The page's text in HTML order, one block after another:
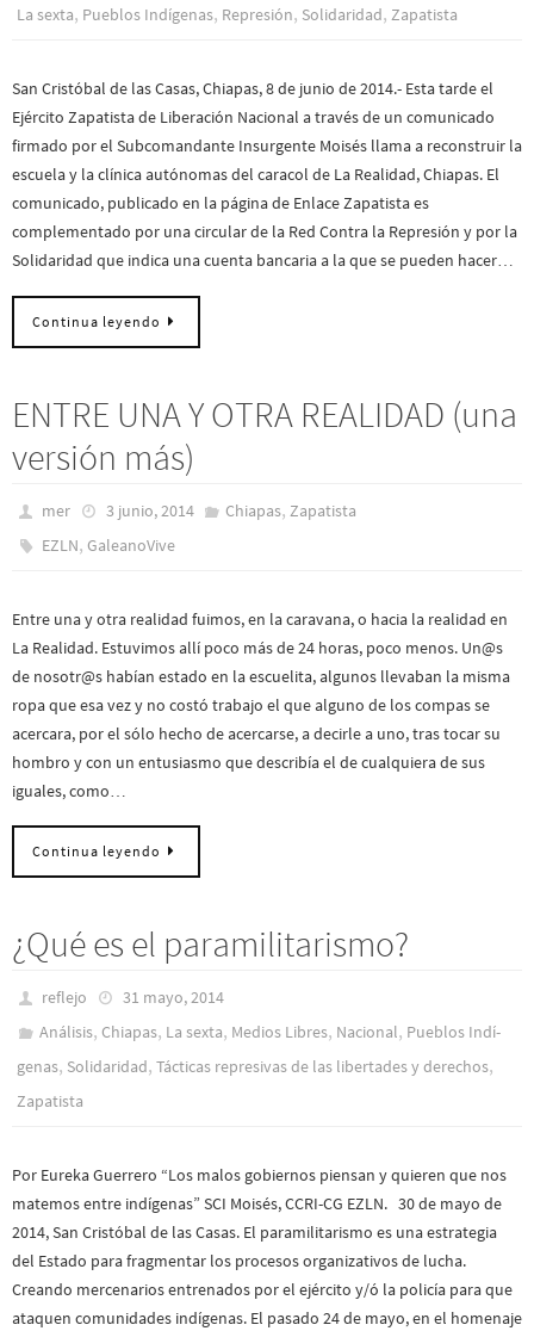
La sexta, Pueblos Indí­genas, Represión, Solidaridad, Zapatista
San Cristóbal de las Casas, Chiapas, 8 de junio de 2014.- Esta tarde el
Ejército Zapatista de Liberación Nacional a través de un comunicado
firmado por el Subcomandante Insurgente Moisés llama a reconstruir la
escuela y la clínica autónomas del caracol de La Realidad, Chiapas. El
comunicado, publicado en la página de Enlace Zapatista es
complementado por una circular de la Red Contra la Represión y por la
Solidaridad que indica una cuenta bancaria a la que se pueden hacer…
Continua leyendo
ENTRE UNA Y OTRA REALIDAD (una
versión más)
mer 3 junio, 2014 Chiapas, Zapatista
EZLN,GaleanoVive
Entre una y otra realidad fuimos, en la caravana, o hacia la realidad en
La Realidad. Estuvimos allí poco más de 24 horas, poco menos. Un@s
de nosotr@s habían estado en la escuelita, algunos llevaban la misma
ropa que esa vez y no costó trabajo el que alguno de los compas se
acercara, por el sólo hecho de acercarse, a decirle a uno, tras tocar su
hombro y con un entusiasmo que describía el de cualquiera de sus
iguales, como…
Continua leyendo
¿Qué es el paramilitarismo?
reflejo
31 mayo, 2014
Análisis,Chiapas, La sexta, Medios Libres, Nacional, Pueblos Indí­
genas, Solidaridad, Tácticas represivas de las libertades y derechos,
Zapatista
Por Eureka Guerrero “Los malos gobiernos piensan y quieren que nos
matemos entre indígenas” SCI Moisés, CCRI-CG EZLN. 30 de mayo de
2014, San Cristóbal de las Casas. El paramilitarismo es una estrategia
del Estado para fragmentar los procesos organizativos de lucha.
Creando mercenarios entrenados por el ejército y/ó la policía para que
ataquen comunidades indígenas. El pasado 24 de mayo, en el homenaje